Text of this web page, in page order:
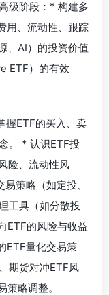
级阶段：* 构建多
用、流动性、跟踪
、AI）的投资价值
ETF）的有效
握ETF的买入、卖
。 * 认识ETF投
险、流动性风
策略（如定投、
工具（如分散投
ETF的风险与收益
ETF量化交易策
期货对冲ETF风
略调整。